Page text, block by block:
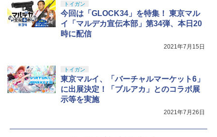
トイガン
今回は「GLOCK34」を特集！ 東京マル
イ「マルデカ宣伝本部」第34弾、本日20
時に配信
2021年7月15日
トイガン
東京マルイ、「バーチャルマーケット6」
に出展決定！「ブルアカ」とのコラボ展
示等を実施
2021年7月26日